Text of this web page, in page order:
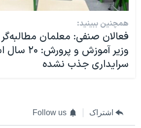
همچنین ببینید:
فعالان صنفی: معلمان
وزیر آموزش
سرایداری جذب نشده
اشتراک Follow us